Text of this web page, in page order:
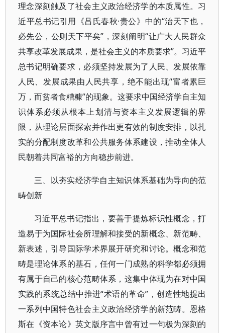
理念深刻触及了社会主义政治经济学的本质属性。习
近平总书记引用《吕氏春秋·贵公》中的“治天下也，
必先公，公则天下平矣”，深刻阐明“让广大人民群众
共享改革发展成果，是社会主义的本质要求”。习近平
总书记明确要求，必须坚持发展为了人民、发展依靠
人民、发展成果由人民共享，绝不能出现“富者累巨
万，而贫者食糟糠”的现象。这要求中国经济学自主知
识体系必须从根本上划清与资本主义发展逻辑的界
限，从理论层面探索并作出更有效的制度安排，以扎
实的分配制度改革和公共服务体系建设，推动全体人
民朝着共同富裕的方向稳步前进。
三、以夯实经济学自主知识体系基础为导向的范
畴创新
习近平总书记指出，要善于提炼标识性概念，打
造易于为国际社会所理解和接受的新概念、新范畴、
新表述，引导国际学术界展开研究和讨论。概念和范
畴是理论体系的基石，任何一门成熟的科学都必须拥
有属于自己的核心范畴体系，这集中体现为在对中国
实践的系统总结中推进“术语的革命”，创造性地提出
一系列中国特色社会主义政治经济学的新范畴。恩格
斯在《资本论》英文版序言中曾有过一句极为深刻的